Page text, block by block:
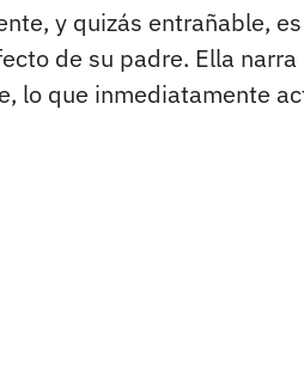
y quizás entrañable,
de su padre. Ella
lo que inmediatamente